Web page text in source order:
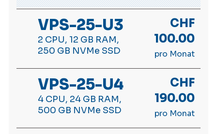
VPS-25-U3
2 CPU, 12 GB RAM,
250 GB NVMe SSD
CHF
100.00
pro Monat
VPS-25-U4
4 CPU, 24 GB RAM,
500 GB NVMe SSD
CHF
190.00
pro Monat